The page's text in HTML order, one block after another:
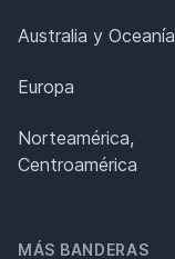
Australia y Oceanía
Europa
Norteamérica,
Centroamérica
MÁS BANDERAS